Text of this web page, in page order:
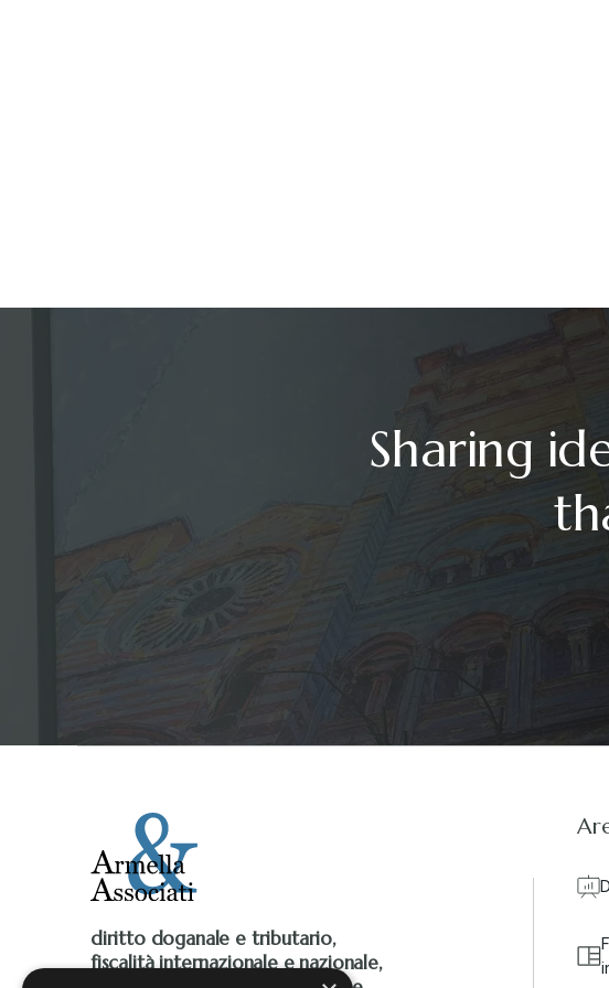
Sharing
diritto doganale e tributario,
fiscalità internazionale e nazionale,